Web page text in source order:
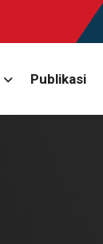
Publikasi